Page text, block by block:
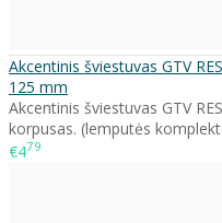
Akcentinis šviestuvas GTV
125 mm
Akcentinis šviestuvas GTV
korpusas. (lemputės
€479